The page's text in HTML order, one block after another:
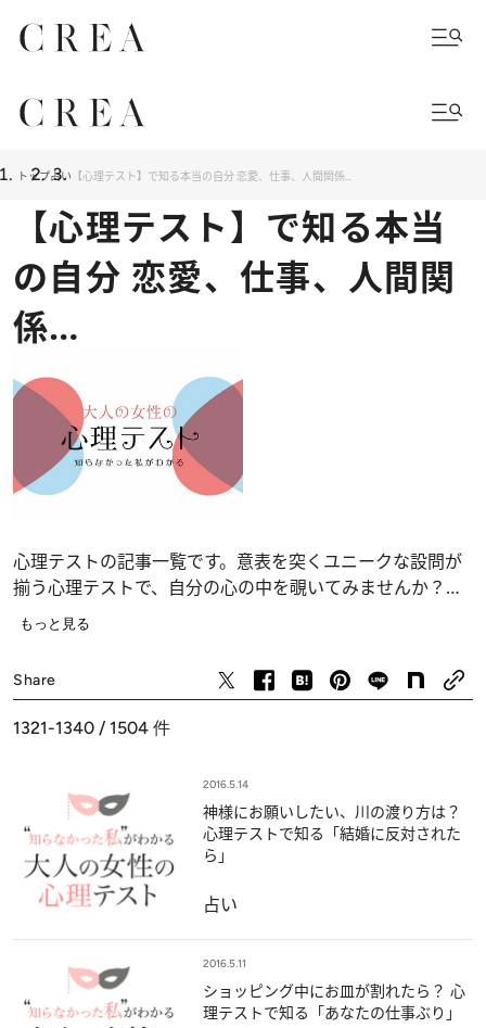
トップ占い 【心理テスト】で知る本当の自分 恋愛、仕事、人間関係…
【心理テスト】で知る本当
の自分 恋愛、仕事、人間関
係…
心理テストの記事一覧です。意表を突くユニークな設問が
揃う心理テストで、自分の心の中を覗いてみませんか？
恋愛、仕事、人間関係の深層心理……、自分でも気づかな
もっと見る
Share
1321-1340 / 1504 件
2016.5.14
神様にお願いしたい、川の渡り方は？
心理テストで知る「結婚に反対された
ら」
占い
2016.5.11
ショッピング中にお皿が割れたら？ 心
理テストで知る「あなたの仕事ぶり」